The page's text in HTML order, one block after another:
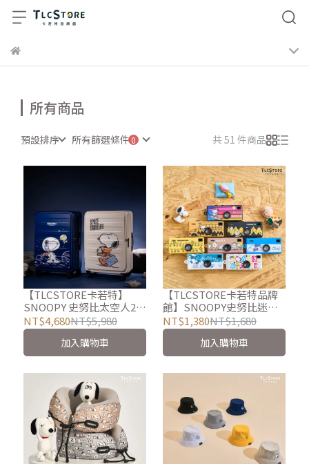
所有商品
預設排序 所有篩選條件 共 51 件商品
【TLCSTORE卡若特】
SNOOPY 史努比太空人28
吋前開上掀式行李箱-兩款
可選
NT$4,680NT$5,980
加入購物車
【TLCSTORE卡若特品牌
館】SNOOPY史努比迷你
數位相機-多款可選
NT$1,380NT$1,680
加入購物車